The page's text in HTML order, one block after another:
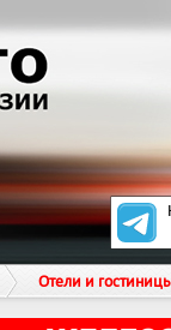
Отели и